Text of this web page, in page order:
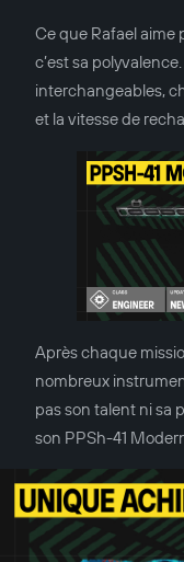
Ce que Rafael
c’est sa
interchangeables,
et la vitesse de
Après chaque
nombreux
pas son talent ni sa
son PPSh-41